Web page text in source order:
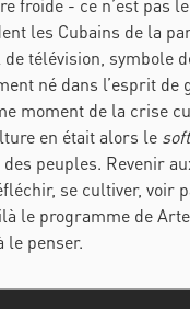
froide - ce n’est pas
les Cubains de la
télévision, symbole
né dans l’esprit de
moment de la crise
en était alors le
peuples. Revenir
se cultiver, voir
le programme de
le penser.